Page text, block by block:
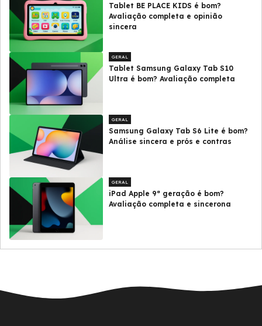
Tablet BE PLACE KIDS é bom?
Avaliação completa e opinião
sincera
GERAL
Tablet Samsung Galaxy Tab S10
Ultra é bom? Avaliação completa
GERAL
Samsung Galaxy Tab S6 Lite é bom?
Análise sincera e prós e contras
GERAL
iPad Apple 9ª geração é bom?
Avaliação completa e sincerona